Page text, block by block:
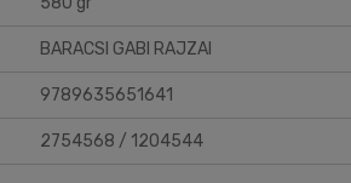
Virgonc, a mosómedve - már velem
BARACSI GABI RAJZAI
9789635651641
2754568 / 1204544